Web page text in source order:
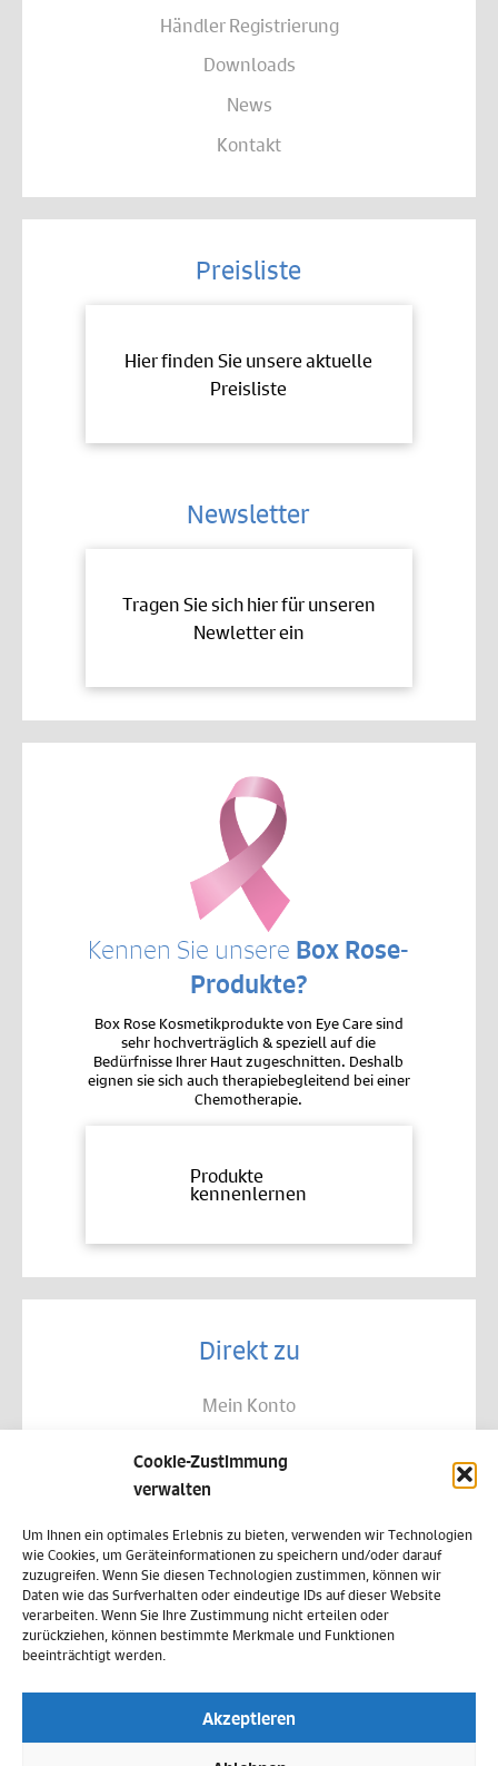
Cookie-Zustimmung
verwalten
Um Ihnen ein optimales Erlebnis zu bieten, verwenden wir Technologien
wie Cookies, um Geräteinformationen zu speichern und/oder darauf
zuzugreifen. Wenn Sie diesen Technologien zustimmen, können wir
Daten wie das Surfverhalten oder eindeutige IDs auf dieser Website
verarbeiten. Wenn Sie Ihre Zustimmung nicht erteilen oder
zurückziehen, können bestimmte Merkmale und Funktionen
beeinträchtigt werden.
Akzeptieren
Händler Registrierung
Downloads
News
Kontakt
Preisliste
Hier finden Sie unsere aktuelle
Preisliste
Newsletter
Tragen Sie sich hier für unseren
Newletter ein
Kennen Sie unsere Box Rose-
Produkte?
Box Rose Kosmetikprodukte von Eye Care sind
sehr hochverträglich & speziell auf die
Bedürfnisse Ihrer Haut zugeschnitten. Deshalb
eignen sie sich auch therapiebegleitend bei einer
Chemotherapie.
Produkte
kennenlernen
Direkt zu
Mein Konto
Allgemeine Geschäftsbedingungen
Datenschutz
Widerruf
Zahlungsweisen
Versand & Lieferung
Cookie-Richtlinie (EU)